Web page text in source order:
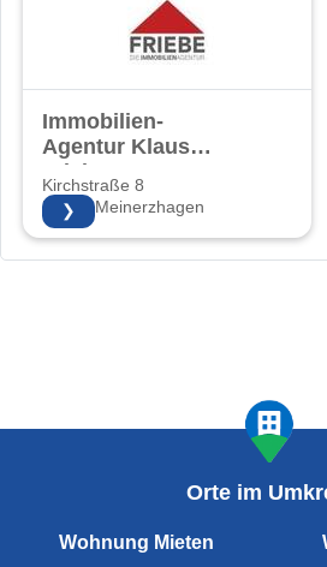
Immobilien-
Agentur Klaus
Friebe
Kirchstraße 8
58540 Meinerzhagen
❯
Orte im
Wohnung Mieten